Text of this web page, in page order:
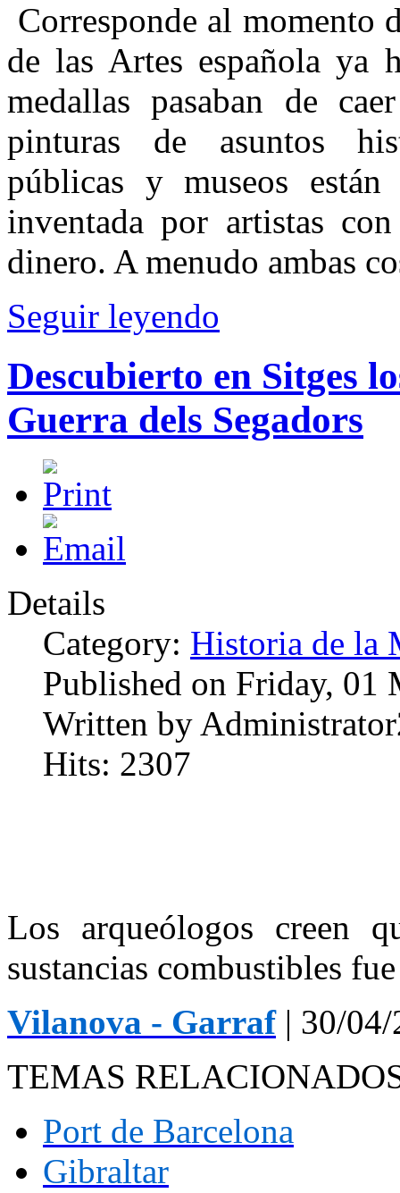
Corresponde al momento
de las Artes española ya
medallas pasaban de
pinturas de asuntos
públicas y museos
inventada por artistas
dinero. A menudo ambas
Seguir leyendo
Descubierto en Sitges
Guerra dels Segadors
Details
Category: Historia de la
Published on Friday, 01
Written by
Hits: 2307
Los arqueólogos creen
sustancias combustibles
Vilanova - Garraf| 30/04/
TEMAS
Port de Barcelona
Gibraltar